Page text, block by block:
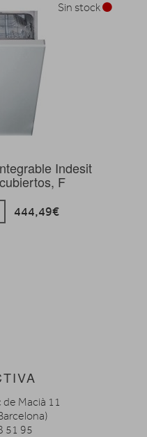
Indesit
F
444,49€
Sin stock
de Macià 11
51 95